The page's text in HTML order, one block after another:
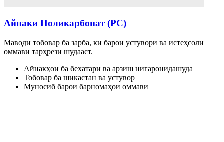
Айнаки Поликарбонат (PC)
Маводи тобовар ба зарба, ки барои устуворӣ ва истеҳсоли
оммавӣ тарҳрезӣ шудааст.
Айнакҳои ба бехатарӣ ва арзиш нигаронидашуда
Тобовар ба шикастан ва устувор
Муносиб барои барномаҳои оммавӣ